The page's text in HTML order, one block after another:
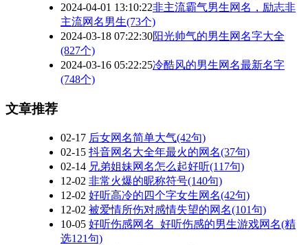
2024-04-01 13:10:22非主流霸气男生网名，励志非
主流网名男生(73个)
2024-03-18 07:22:30阳光帅气的男生网名字大全
(827个)
2024-03-16 05:22:25冷酷风的男生网名最新名字
(748个)
文章推荐
02-17 后女网名简单大气(42句)
02-15 抖音网名大全年最火的网名(37句)
02-14 兄弟姐妹网名怎么起好听(117句)
12-02 非常火爆的昵称符号(140句)
12-02 好听高冷的四个字女生网名(42句)
12-02 被爱情所伤对感情失望的网名(101句)
10-05 好听伤感网名_好听伤感的男生游戏网名(精
选121句)